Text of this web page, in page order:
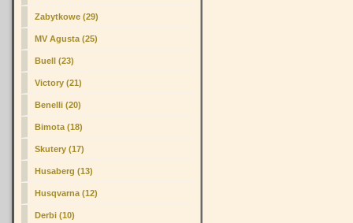
Zabytkowe (29)
MV Agusta (25)
Buell (23)
Victory (21)
Benelli (20)
Bimota (18)
Skutery (17)
Husaberg (13)
Husqvarna (12)
Derbi (10)